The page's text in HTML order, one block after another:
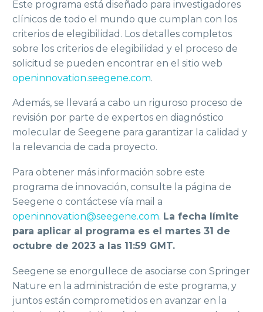
Este programa está diseñado para investigadores
clínicos de todo el mundo que cumplan con los
criterios de elegibilidad. Los detalles completos
sobre los criterios de elegibilidad y el proceso de
solicitud se pueden encontrar en el sitio web
openinnovation.seegene.com.
Además, se llevará a cabo un riguroso proceso de
revisión por parte de expertos en diagnóstico
molecular de Seegene para garantizar la calidad y
la relevancia de cada proyecto.
Para obtener más información sobre este
programa de innovación, consulte la página de
Seegene o contáctese vía mail a
openinnovation@seegene.com. La fecha límite
para aplicar al programa es el martes 31 de
octubre de 2023 a las 11:59 GMT.
Seegene se enorgullece de asociarse con Springer
Nature en la administración de este programa, y
juntos están comprometidos en avanzar en la